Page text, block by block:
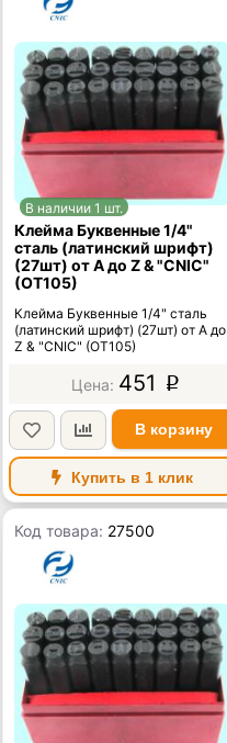
В наличии 1 шт.
Клейма Буквенные 1/4"
сталь (латинский шрифт)
(27шт) от А до Z & "CNIC"
(OT105)
Клейма Буквенные 1/4" сталь
(латинский шрифт) (27шт) от А до
Z & "CNIC" (OT105)
451 p
В корзину
Купить в 1 клик
Код товара: 27500